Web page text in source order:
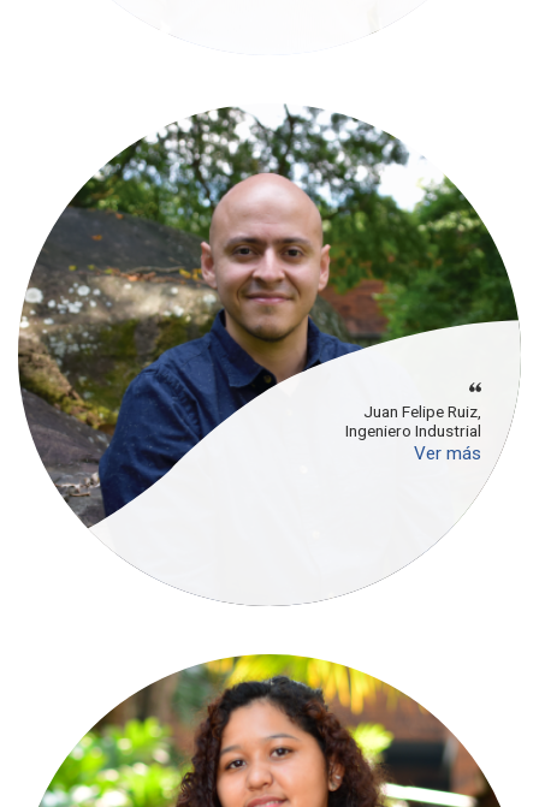
Juan Felipe Ruiz,
Ingeniero Industrial
Ver más